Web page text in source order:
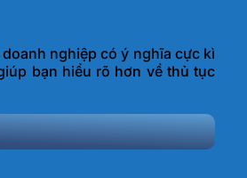
nghiệp có ý nghĩa cực kì
bạn hiểu rõ hơn về thủ tục